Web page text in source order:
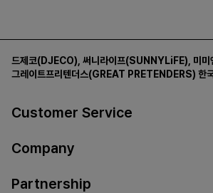
드제코(DJECO) 써니라이프(SUNNYLiFE) 미
그레이트프리텐더스(GREAT PRETENDERS) 한
Customer Service
Company
Partnership